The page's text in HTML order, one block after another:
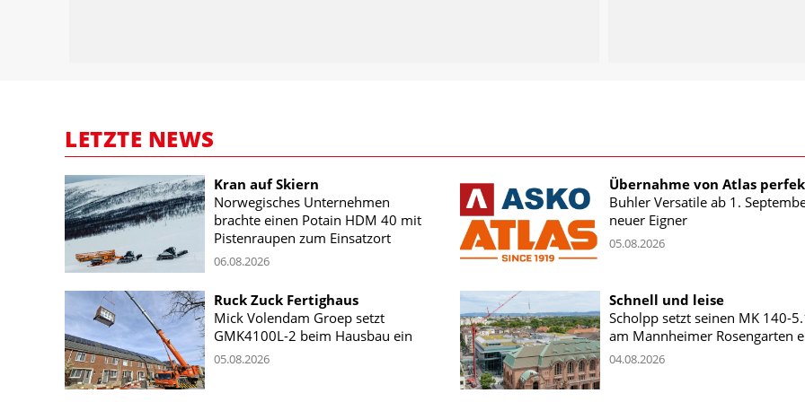
LETZTE NEWS
Kran auf Skiern
Norwegisches Unternehmen
brachte einen Potain HDM 40 mit
Pistenraupen zum Einsatzort
06.08.2026
Übernahme von Atlas
Buhler Versatile ab 1.
neuer Eigner
05.08.2026
Ruck Zuck Fertighaus
Mick Volendam Groep setzt
GMK4100L-2 beim Hausbau ein
05.08.2026
Schnell und leise
Scholpp setzt seinen MK 140-
am Mannheimer Rosengarten
04.08.2026